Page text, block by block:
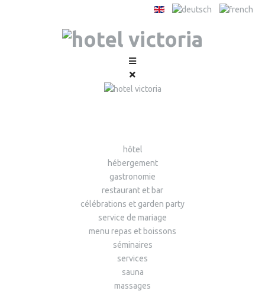
hôtel
hébergement
gastronomie
restaurant et bar
célébrations et garden party
service de mariage
menu repas et boissons
séminaires
services
sauna
massages